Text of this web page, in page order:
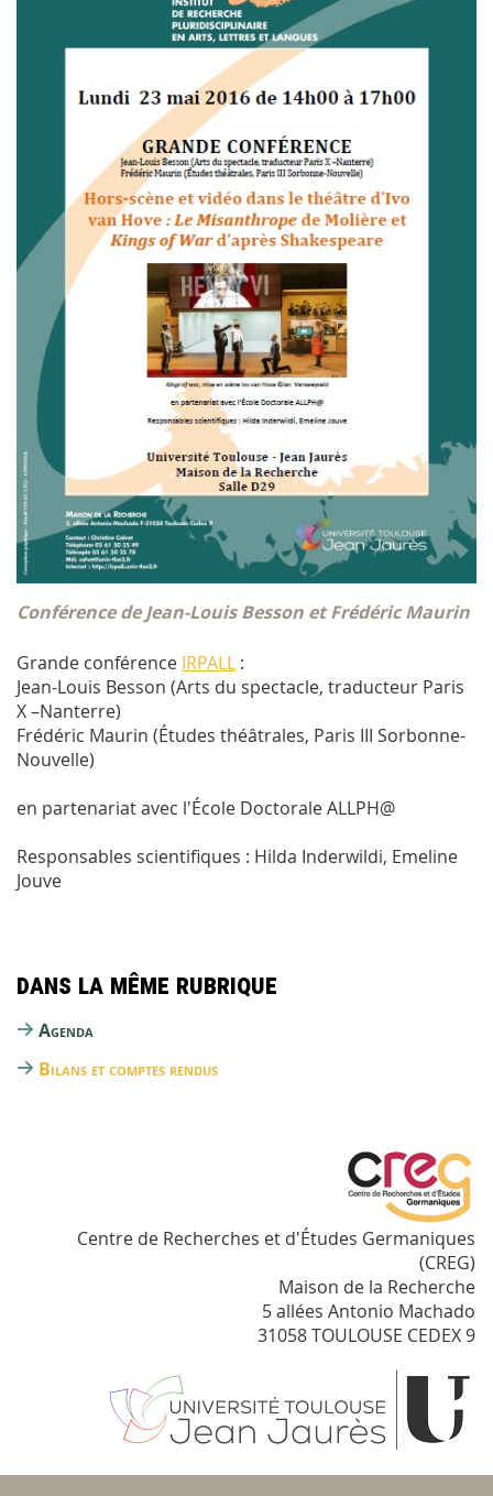
Conférence de Jean-Louis Besson et Frédéric Maurin
Grande conférence IRPALL :
Jean-Louis Besson (Arts du spectacle, traducteur Paris
X –Nanterre)
Frédéric Maurin (Études théâtrales, Paris III Sorbonne-
Nouvelle)
en partenariat avec l'École Doctorale ALLPH@
Responsables scientifiques : Hilda Inderwildi, Emeline
Jouve
Dans la même rubrique
Agenda
Bilans et comptes rendus
Centre de Recherches et d'Études Germaniques
(CREG)
Maison de la Recherche
5 allées Antonio Machado
31058 TOULOUSE CEDEX 9